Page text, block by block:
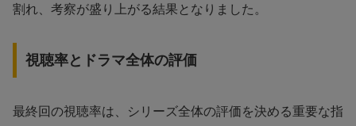
割れ、考察が盛り上がる結果となりました。
視聴率とドラマ全体の評価
最終回の視聴率は、シリーズ全体の評価を決める重要な指